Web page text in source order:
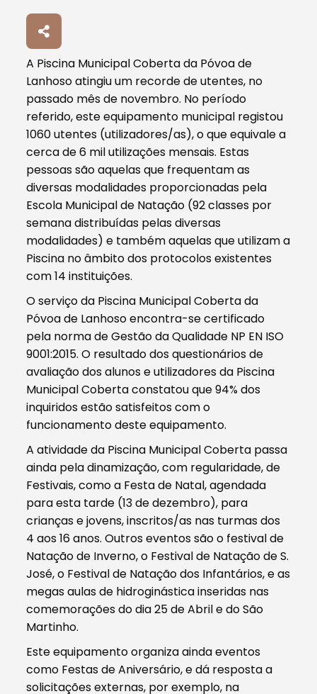
A Piscina Municipal Coberta da Póvoa de
Lanhoso atingiu um recorde de utentes, no
passado mês de novembro. No período
referido, este equipamento municipal registou
1060 utentes (utilizadores/as), o que equivale a
cerca de 6 mil utilizações mensais. Estas
pessoas são aquelas que frequentam as
diversas modalidades proporcionadas pela
Escola Municipal de Natação (92 classes por
semana distribuídas pelas diversas
modalidades) e também aquelas que utilizam a
Piscina no âmbito dos protocolos existentes
com 14 instituições.
O serviço da Piscina Municipal Coberta da
Póvoa de Lanhoso encontra-se certificado
pela norma de Gestão da Qualidade NP EN ISO
9001:2015. O resultado dos questionários de
avaliação dos alunos e utilizadores da Piscina
Municipal Coberta constatou que 94% dos
inquiridos estão satisfeitos com o
funcionamento deste equipamento.
A atividade da Piscina Municipal Coberta passa
ainda pela dinamização, com regularidade, de
Festivais, como a Festa de Natal, agendada
para esta tarde (13 de dezembro), para
crianças e jovens, inscritos/as nas turmas dos
4 aos 16 anos. Outros eventos são o festival de
Natação de Inverno, o Festival de Natação de S.
José, o Festival de Natação dos Infantários, e as
megas aulas de hidroginástica inseridas nas
comemorações do dia 25 de Abril e do São
Martinho.
Este equipamento organiza ainda eventos
como Festas de Aniversário, e dá resposta a
solicitações externas, por exemplo, na